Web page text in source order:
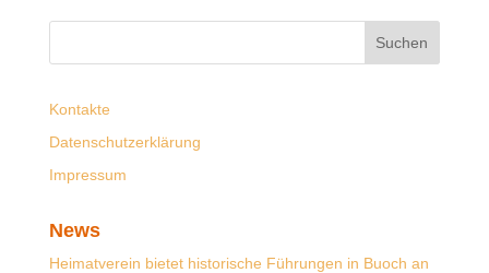
Kontakte
Datenschutzerklärung
Impressum
News
Heimatverein bietet historische Führungen in Buoch an